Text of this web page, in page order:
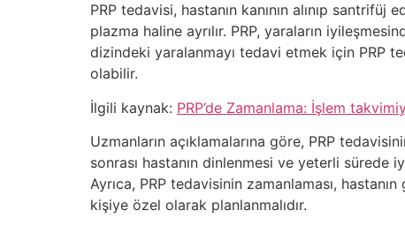
PRP tedavisi, hastanın kanının alınıp
plazma haline ayrılır. PRP, yaraların
dizindeki yaralanmayı tedavi etmek için PRP
olabilir.
İlgili kaynak: PRP’de Zamanlama: İşlem
Uzmanların açıklamalarına göre, PRP
sonrası hastanın dinlenmesi ve yeterli sürede
Ayrıca, PRP tedavisinin zamanlaması,
kişiye özel olarak planlanmalıdır.